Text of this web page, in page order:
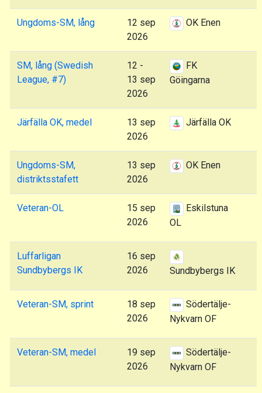
Ungdoms-SM, lång
12 sep
2026
OK Enen
SM, lång (Swedish
League, #7)
12 -
13 sep
2026
FK
Göingarna
Järfälla OK, medel
13 sep
2026
Järfälla OK
Ungdoms-SM,
distriktsstafett
13 sep
2026
OK Enen
Veteran-OL
15 sep
2026
Eskilstuna
OL
Luffarligan
Sundbybergs IK
16 sep
2026
Sundbybergs IK
Veteran-SM, sprint
18 sep
2026
Södertälje-
Nykvarn OF
Veteran-SM, medel
19 sep
2026
Södertälje-
Nykvarn OF